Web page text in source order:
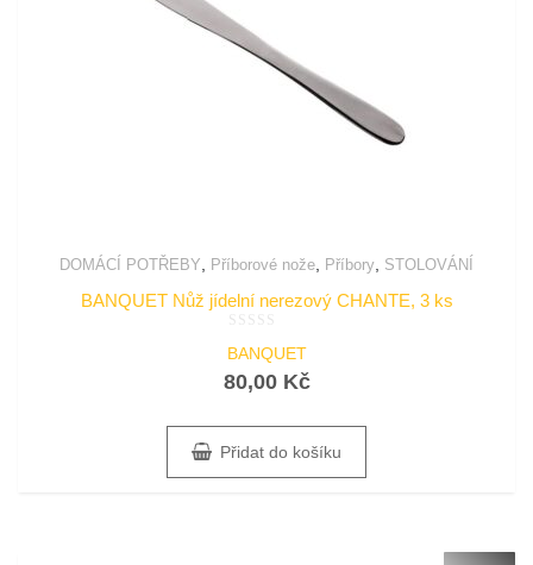
DOMÁCÍ POTŘEBY Příborové nože Příbory STOLOVÁNÍ
BANQUET Nůž jídelní nerezový CHANTE, 3 ks
0
5
BANQUET
80,00 Kč
Přidat do košíku